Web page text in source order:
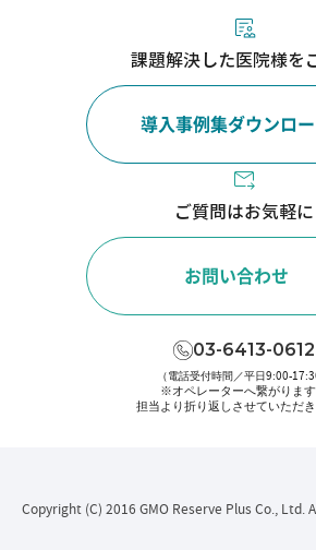
課題解決した医院様を
導入事例集ダウンロ
ご質問はお気軽に
お問い合わせ
03-6413-0612
（電話受付時間／平日9:00-
※オペレーターへ繋がります
担当より折り返しさせていただき
Copyright (C) 2016 GMO Reserve Plus Co., Ltd.